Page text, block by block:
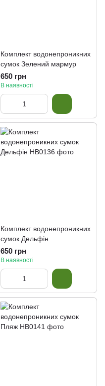
Комплект водонепроникних
сумок Зелений мармур
650 грн
В наявності
Комплект водонепроникних
сумок Дельфін
650 грн
В наявності